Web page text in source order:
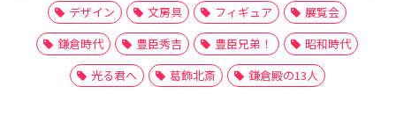
デザイン
文房具 フィギュア
展覧会
鎌倉時代
豊臣秀吉 豊臣兄弟！
昭和時代
光る君へ
葛飾北斎 鎌倉殿の13人